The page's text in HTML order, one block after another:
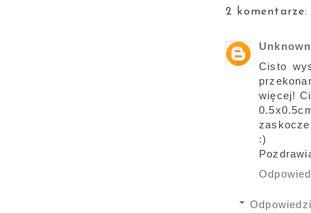
2 komentarze:
Unknown
Cisto
więcej!
:)
Odpowiedzi